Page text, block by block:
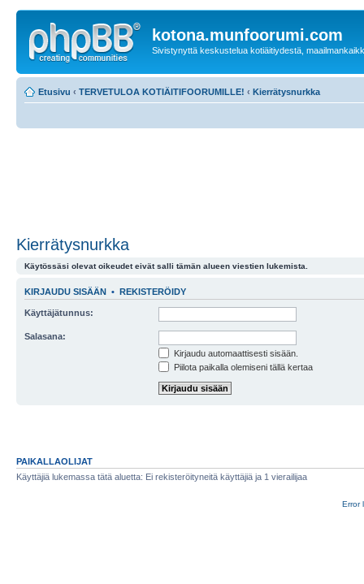
kotona.munfoorumi.com
Sivistynyttä keskustelua kotiäitiydestä,
Etusivu ‹ TERVETULOA KOTIÄITIFOORUMILLE! ‹ Kierrätysnurkka
Kierrätysnurkka
Käytössäsi olevat oikeudet eivät salli tämän alueen viestien lukemista.
KIRJAUDU SISÄÄN • REKISTERÖIDY
Käyttäjätunnus:
Salasana:
Kirjaudu automaattisesti sisään.
Piilota paikalla olemiseni tällä kertaa
PAIKALLAOLIJAT
Käyttäjiä lukemassa tätä aluetta: Ei rekisteröityneitä käyttäjiä ja 1 vierailijaa
Error